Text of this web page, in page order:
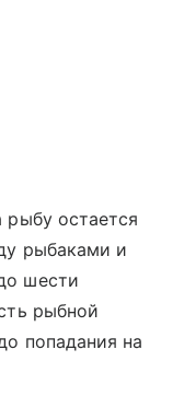
остается
рыбаками и
шести
рыбной
попадания на